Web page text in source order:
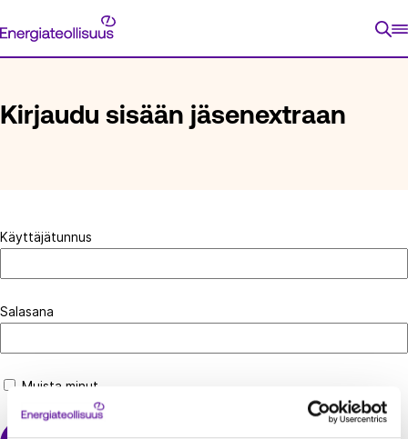
suoraan
Energiateollisuus
ETUSIVU
Kirjaudu sisään jäsenextraan
Käyttäjätunnus
Salasana
Muista minut